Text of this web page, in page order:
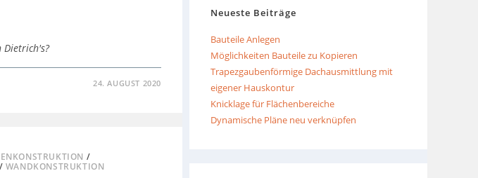
Dietrich's?
24. AUGUST 2020
/
/ WANDKONSTRUKTION
Neueste Beiträge
Bauteile Anlegen
Möglichkeiten Bauteile zu Kopieren
Trapezgaubenförmige Dachausmittlung mit
eigener Hauskontur
Knicklage für Flächenbereiche
Dynamische Pläne neu verknüpfen